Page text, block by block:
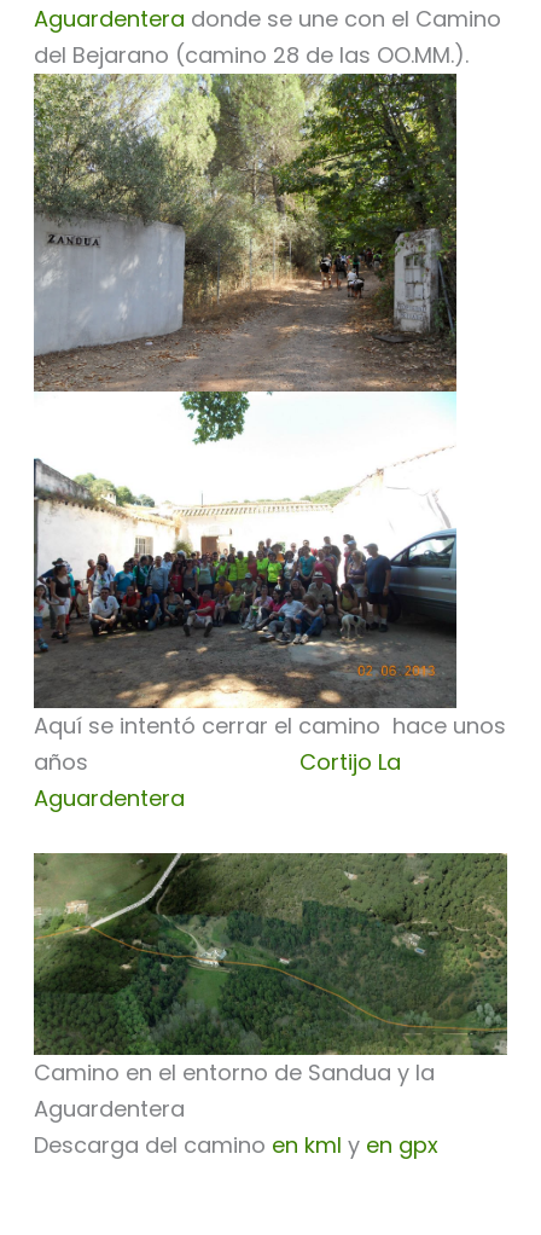
Aguardentera donde se une con el Camino
del Bejarano (camino 28 de las OO.MM.).
Aquí se intentó cerrar el camino hace unos
años Cortijo La
Aguardentera
Camino en el entorno de Sandua y la
Aguardentera
Descarga del camino en kml yen gpx